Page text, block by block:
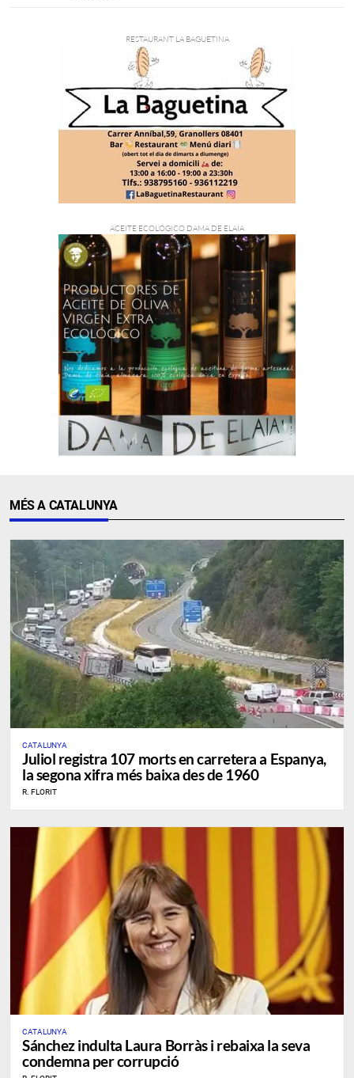
MÉS A CATALUNYA
CATALUNYA
Juliol registra 107 morts en carretera a Espanya,
la segona xifra més baixa des de 1960
R. FLORIT
CATALUNYA
Sánchez indulta Laura Borràs i rebaixa la seva
condemna per corrupció